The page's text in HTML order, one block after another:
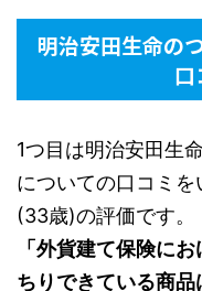
明治安田生命の
1つ目は明治安田生
についての口コミ
(33歳)の評価です。
「外貨建て保険に
ちりできている商